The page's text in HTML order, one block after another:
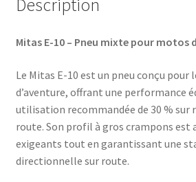
Description
Mitas E-10 – Pneu mixte pour motos
Le Mitas E-10 est un pneu conçu pour
d’aventure, offrant une performance
utilisation recommandée de 30 % sur
route. Son profil à gros crampons est
exigeants tout en garantissant une
directionnelle sur route.